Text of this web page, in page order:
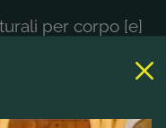
per corpo [e]
i pori, migliora
libera le vie